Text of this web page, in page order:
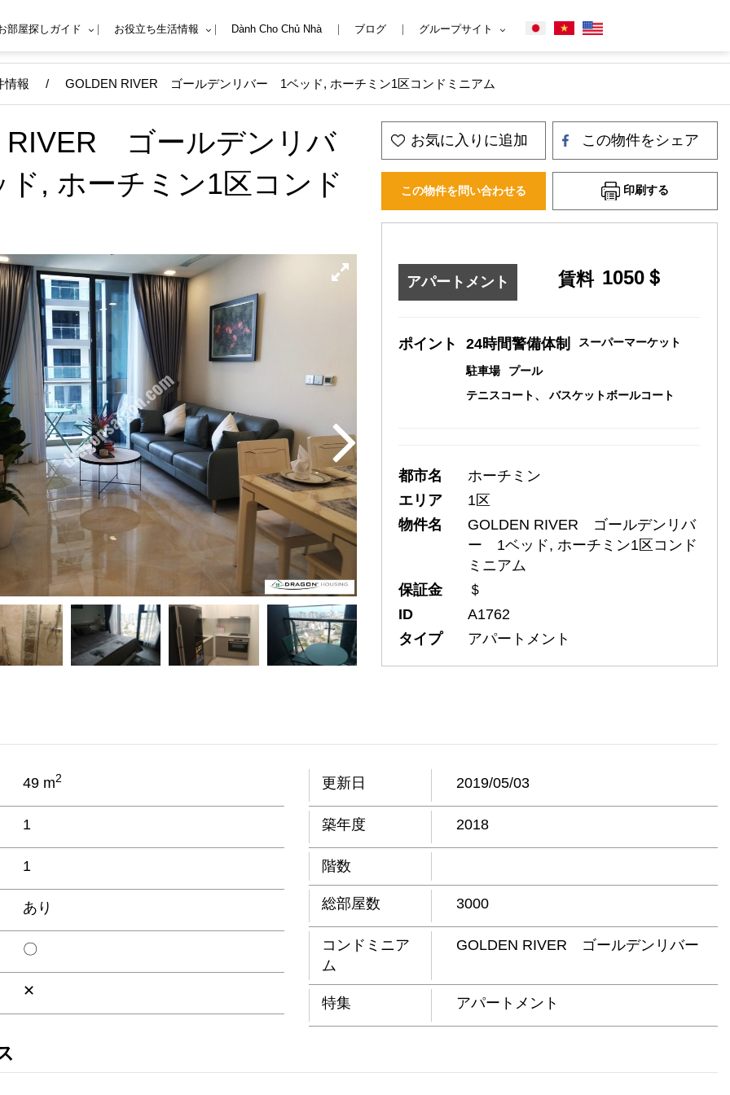
部屋探しガイド お役立ち生活情報 Dành Cho Chủ Nhà ブログ グループサイト
情報 / GOLDEN RIVER ゴールデンリバー 1ベッド, ホーチミン1区コンドミニアム
RIVER ゴールデンリバ
, ホーチミン1区コンド
お気に入りに追加 この物件をシェア
この物件を問い合わせる 印刷する
アパートメント 賃料 1050＄
ポイント 24時間警備体制 スーパーマーケット
駐車場
プール
テニスコート、 バスケットボールコート
都市名
ホーチミン
エリア
1区
物件名
GOLDEN RIVER ゴールデンリバ
ー 1ベッド, ホーチミン1区コンド
ミニアム
保証金
＄
ID
A1762
タイプ
アパートメント
49 m2
1
1
あり
〇
✕
更新日 2019/05/03
築年度 2018
階数
総部屋数 3000
コンドミニア
ム
GOLDEN RIVER ゴールデンリバー
特集 アパートメント